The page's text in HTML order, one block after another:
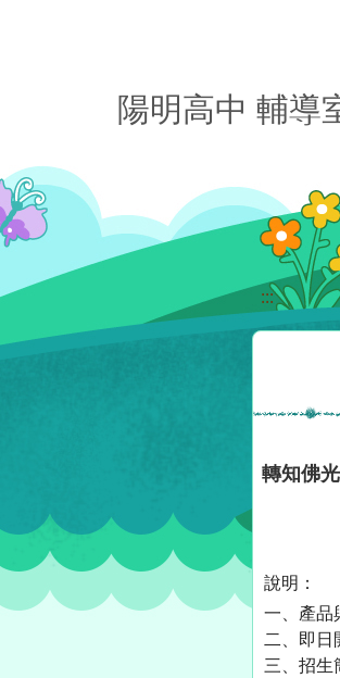
陽明高中 輔導
:::
轉知佛
說明：
一、產品
二、即日
三、招生